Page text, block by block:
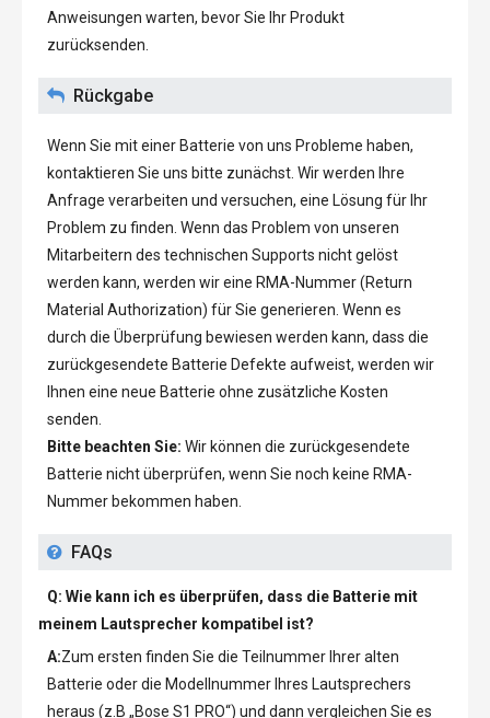
Anweisungen warten, bevor Sie Ihr Produkt
zurücksenden.
Rückgabe
Wenn Sie mit einer Batterie von uns Probleme haben,
kontaktieren Sie uns bitte zunächst. Wir werden Ihre
Anfrage verarbeiten und versuchen, eine Lösung für Ihr
Problem zu finden. Wenn das Problem von unseren
Mitarbeitern des technischen Supports nicht gelöst
werden kann, werden wir eine RMA-Nummer (Return
Material Authorization) für Sie generieren. Wenn es
durch die Überprüfung bewiesen werden kann, dass die
zurückgesendete Batterie Defekte aufweist, werden wir
Ihnen eine neue Batterie ohne zusätzliche Kosten
senden.
Bitte beachten Sie: Wir können die zurückgesendete
Batterie nicht überprüfen, wenn Sie noch keine RMA-
Nummer bekommen haben.
FAQs
Q: Wie kann ich es überprüfen, dass die Batterie mit
meinem Lautsprecher kompatibel ist?
A:Zum ersten finden Sie die Teilnummer Ihrer alten
Batterie oder die Modellnummer Ihres Lautsprechers
heraus (z.B „Bose S1 PRO“) und dann vergleichen Sie es